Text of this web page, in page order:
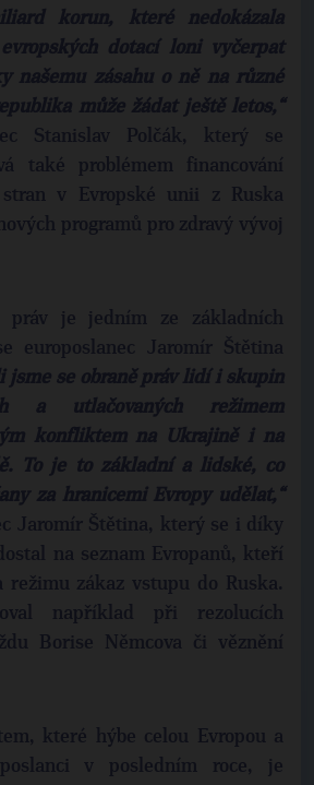
korun, které nedokázala
dotací loni vyčerpat
našemu zásahu o ně na různé
může žádat ještě letos,“
Stanislav Polčák, který se
také problémem financování
v Evropské unii z Ruska
programů pro zdravý vývoj
práv je jedním ze základních
europoslanec Jaromír Štětina
jsme se obraně práv lidí i skupin
a utlačovaných režimem
konfliktem na Ukrajině i na
To je to základní a lidské, co
za hranicemi Evropy udělat,“
Jaromír Štětina, který se i díky
na seznam Evropanů, kteří
režimu zákaz vstupu do Ruska.
například při rezolucích
Borise Němcova či věznění
které hýbe celou Evropou a
v posledním roce, je